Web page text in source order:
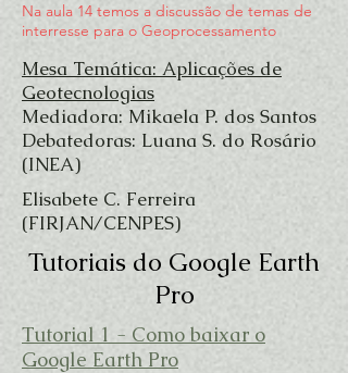
Na aula 14 temos a discussão de temas de
interresse para o Geoprocessamento
Mesa Temática: Aplicações de
Geotecnologias
Mediadora: Mikaela P. dos Santos
Debatedoras: Luana S. do Rosário
(INEA)
Elisabete C. Ferreira
(FIRJAN/CENPES)
Tutoriais do Google Earth
Pro
Tutorial 1 - Como baixar o
Google Earth Pro